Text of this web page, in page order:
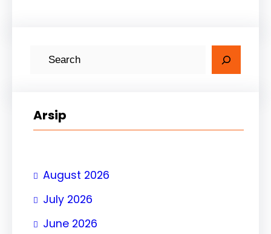
Arsip
August 2026
July 2026
June 2026